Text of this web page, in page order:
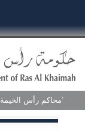
محاكم رأس الخيمة تدرب طلبة القانون على “المحاكمة الصورية”